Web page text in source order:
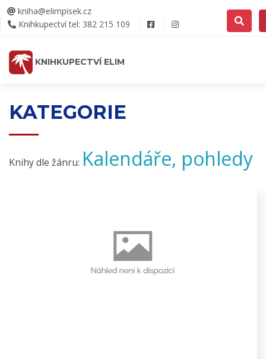
kniha@elimpisek.cz
Knihkupectví tel: 382 215 109
KNIHKUPECTVÍ ELIM
KATEGORIE
Knihy dle žánru: Kalendáře, pohledy